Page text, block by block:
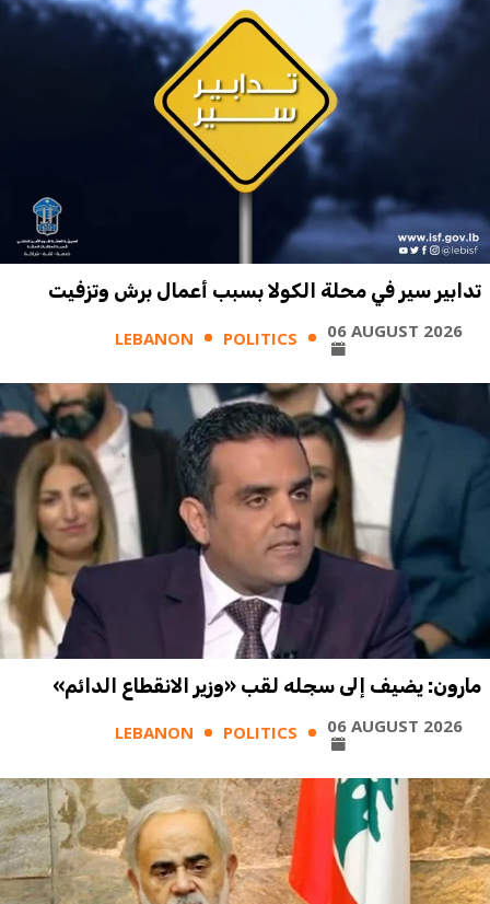
تدابير سير في محلة الكولا بسبب أعمال برش وتزفيت
LEBANON POLITICS 06 AUGUST 2026
مارون: يضيف إلى سجله لقب «وزير الانقطاع الدائم»
LEBANON POLITICS 06 AUGUST 2026